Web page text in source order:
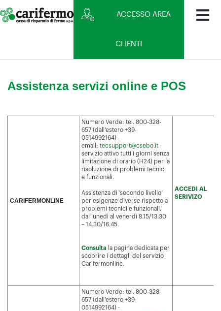
ACCESSO AREA
CLIENTI
Assistenza servizi online e POS
CARIFERMONLINE
Numero Verde: tel. 800-328-
657 (dall'estero +39-
0514992164) -
email: tecsupport@csebo.it -
servizio attivo tutti i giorni senza
limitazione di orario (H24) per la
risoluzione di problemi tecnici
e funzionali.
Assistenza di ‘secondo livello’
per esigenze diverse rispetto a
problemi tecnici e funzionali,
dal lunedì al venerdì 8.15/13.30
– 14.30/16.45.
Consulta la pagina dedicata per
scoprire i dettagli del servizio
Carifermonline.
ACCEDI AL
SERIVIZO
Numero Verde: tel. 800-328-
657 (dall'estero +39-
0514992164) -